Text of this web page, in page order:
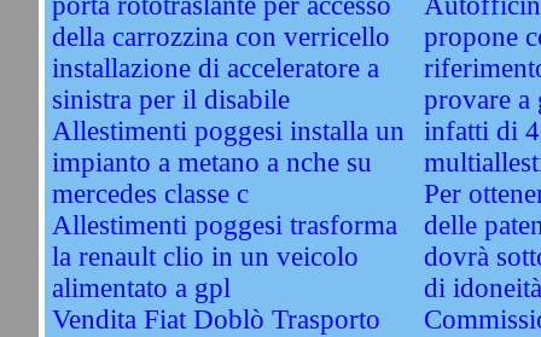
della carrozzina con verricello
installazione di acceleratore a
sinistra per il disabile
Allestimenti poggesi installa un
impianto a metano a nche su
mercedes classe c
Allestimenti poggesi trasforma
la renault clio in un veicolo
alimentato a gpl
Vendita Fiat Doblò Trasporto
propone
provare a
infatti di
Per
delle
dovrà
di